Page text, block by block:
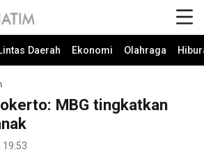
Daerah Ekonomi Olahraga
MBG tingkatkan
19:53